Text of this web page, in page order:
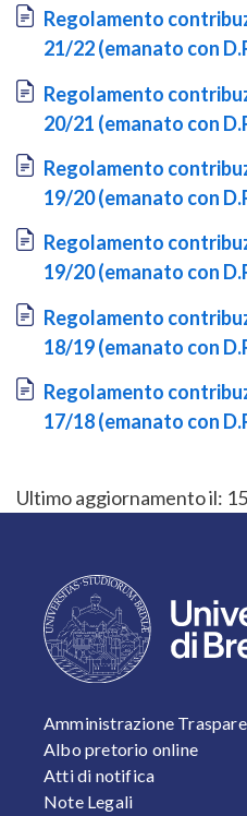
Document
Regolamento
21/22 (emanato con
Document
Regolamento
20/21 (emanato con
Document
Regolamento
19/20 (emanato con
Document
Regolamento
19/20 (emanato con
Document
Regolamento
18/19 (emanato con
Document
Regolamento
17/18 (emanato con
Ultimo aggiornamento il:
FOOTER 1
Amministrazione
Albo pretorio online
Atti di notifica
Note Legali